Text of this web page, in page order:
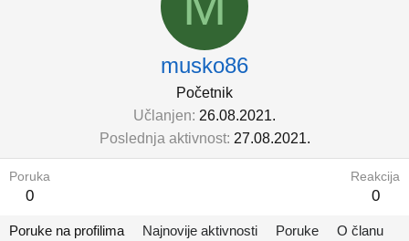
musko86
Početnik
Učlanjen 26.08.2021.
Poslednja aktivnost 27.08.2021.
Poruka
0
Reakcija
0
Poruke na profilima Najnovije aktivnosti Poruke O članu